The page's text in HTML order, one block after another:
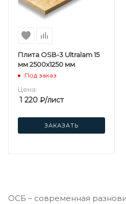
Плита OSB-3 Ultralam 15
мм 2500х1250 мм
Под заказ
Цена:
1 220 ₽/лист
ЗАКАЗАТЬ
ОСБ – современная